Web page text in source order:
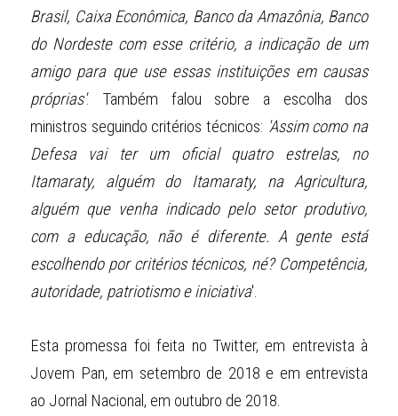
Brasil, Caixa Econômica, Banco da Amazônia, Banco
do Nordeste com esse critério, a indicação de um
amigo para que use essas instituições em causas
próprias'. Também falou sobre a escolha dos
ministros seguindo critérios técnicos: 'Assim como na
Defesa vai ter um oficial quatro estrelas, no
Itamaraty, alguém do Itamaraty, na Agricultura,
alguém que venha indicado pelo setor produtivo,
com a educação, não é diferente. A gente está
escolhendo por critérios técnicos, né? Competência,
autoridade, patriotismo e iniciativa'.
Esta promessa foi feita no Twitter, em entrevista à
Jovem Pan, em setembro de 2018 e em entrevista
ao Jornal Nacional, em outubro de 2018.